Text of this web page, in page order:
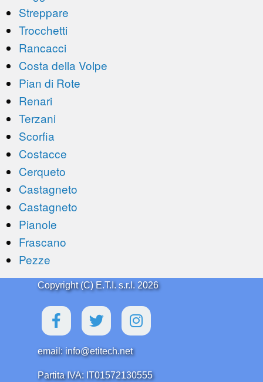
Streppare
Trocchetti
Rancacci
Costa della Volpe
Pian di Rote
Renari
Terzani
Scorfia
Costacce
Cerqueto
Castagneto
Castagneto
Pianole
Frascano
Pezze
Copyright (C) E.T.I. s.r.l. 2026
email: info@etitech.net
Partita IVA: IT01572130555